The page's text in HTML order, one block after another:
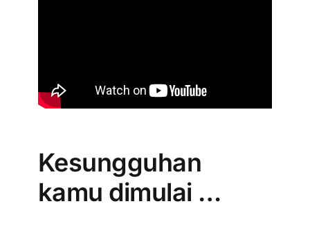
Kesungguhan
kamu dimulai …